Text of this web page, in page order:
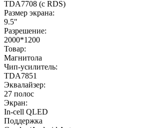
TDA7708 (с RDS)
Размер экрана:
9.5"
Разрешение:
2000*1200
Товар:
Магнитола
Чип-усилитель:
TDA7851
Эквалайзер:
27 полос
Экран:
In-cell QLED
Поддержка